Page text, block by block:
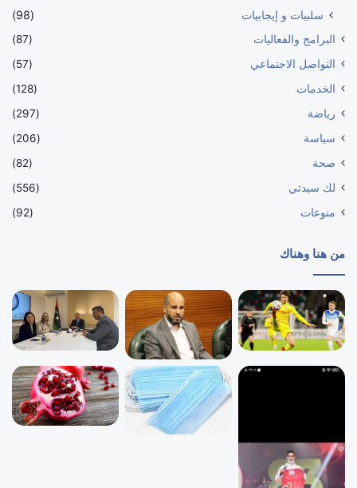
سلبيات و إيجابيات
(98)
البرامج والفعاليات
(87)
التواصل الاجتماعي
(57)
الخدمات
(128)
رياضة
(297)
سياسة
(206)
صحة
(82)
لك سيدتي
(556)
منوعات
(92)
من هنا وهناك